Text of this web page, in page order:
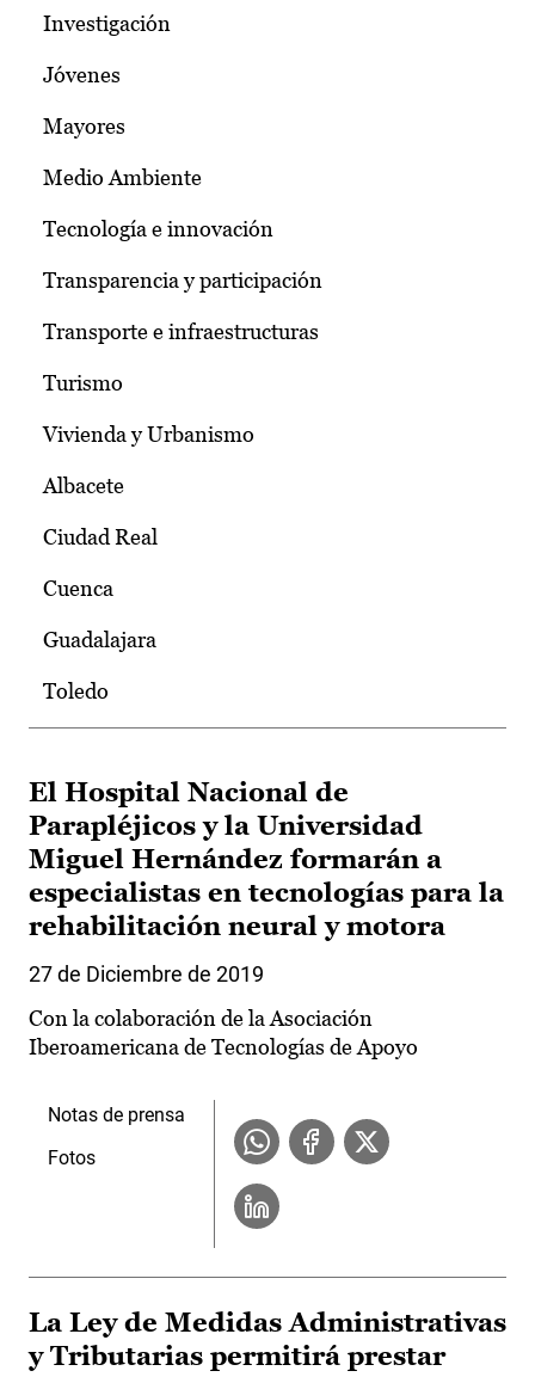
Investigación
Jóvenes
Mayores
Medio Ambiente
Tecnología e innovación
Transparencia y participación
Transporte e infraestructuras
Turismo
Vivienda y Urbanismo
Albacete
Ciudad Real
Cuenca
Guadalajara
Toledo
El Hospital Nacional de
Parapléjicos y la Universidad
Miguel Hernández formarán a
especialistas en tecnologías para la
rehabilitación neural y motora
27 de Diciembre de 2019
Con la colaboración de la Asociación
Iberoamericana de Tecnologías de Apoyo
Notas de prensa
Fotos
La Ley de Medidas Administrativas
y Tributarias permitirá prestar